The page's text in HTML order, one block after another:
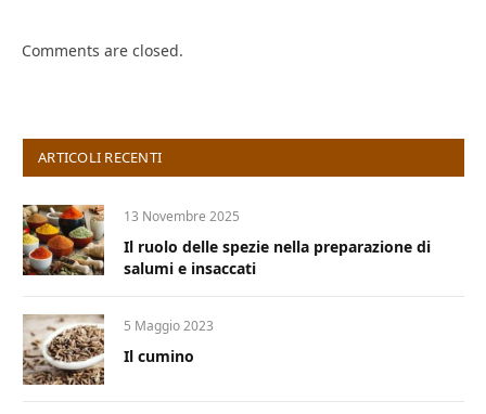
Comments are closed.
ARTICOLI RECENTI
13 Novembre 2025
Il ruolo delle spezie nella preparazione di
salumi e insaccati
5 Maggio 2023
Il cumino